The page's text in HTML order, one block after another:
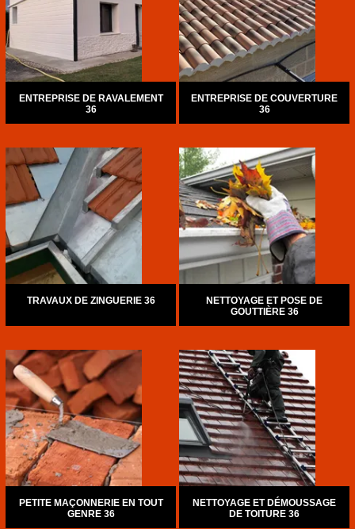
ENTREPRISE DE RAVALEMENT
36
ENTREPRISE DE COUVERTURE
36
TRAVAUX DE ZINGUERIE 36
NETTOYAGE ET POSE DE
GOUTTIÈRE 36
PETITE MAÇONNERIE EN TOUT
GENRE 36
NETTOYAGE ET DÉMOUSSAGE
DE TOITURE 36